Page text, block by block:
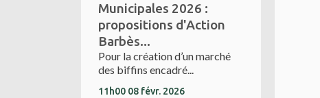
Municipales 2026 :
propositions d'Action
Barbès...
Pour la création d’un marché
des biffins encadré...
11h00 08 févr. 2026